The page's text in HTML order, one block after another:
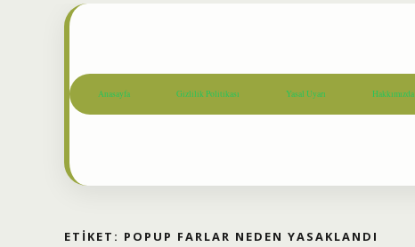
Anasayfa Gizlilik Politikası Yasal Uyarı Hakkımızda
ETIKET: POPUP FARLAR NEDEN YASAKLANDI